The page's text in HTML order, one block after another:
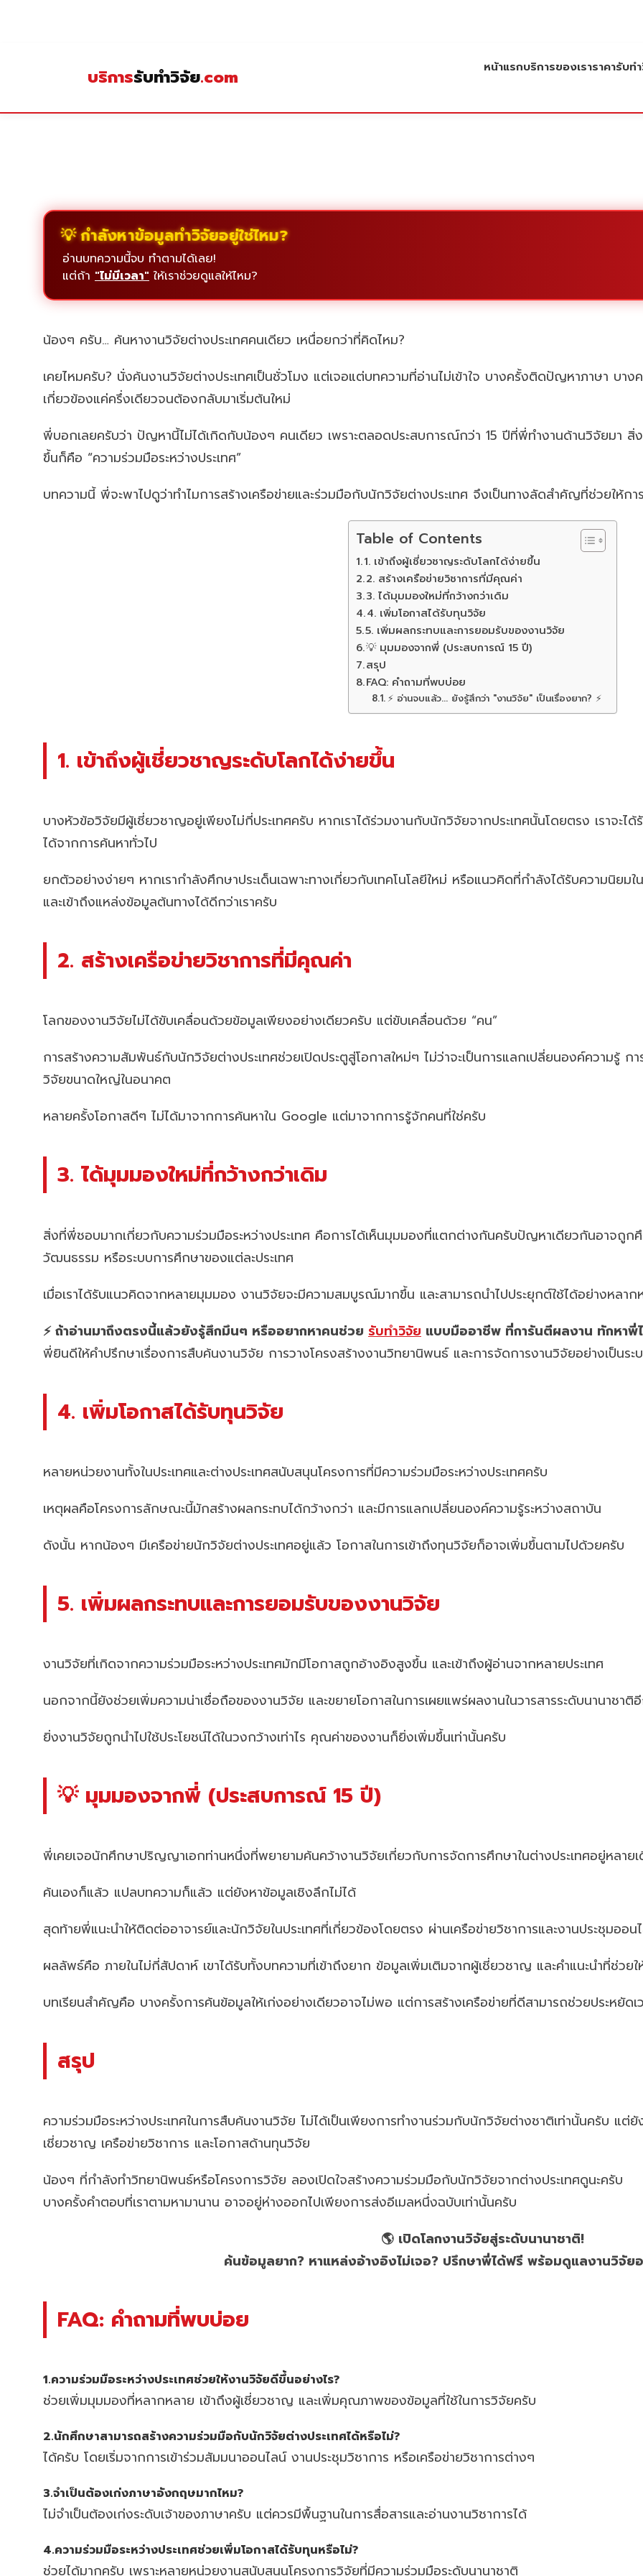
บริการรับทำวิจัย.com หน้าแรกบริการของเราราคารับท
💡 กำลังหาข้อมูลทำวิจัยอยู่ใช่ไหม?
อ่านบทความนี้จบ ทำตามได้เลย!
แต่ถ้า "ไม่มีเวลา" ให้เราช่วยดูแลให้ไหม?
น้องๆ ครับ… ค้นหางานวิจัยต่างประเทศคนเดียว เหนื่อยกว่าที่คิดไหม?
เคยไหมครับ? นั่งค้นงานวิจัยต่างประเทศเป็นชั่วโมง แต่เจอแต่บทความที่อ่านไม่เข้าใจ บางครั้งติดปัญหาภาษา บา
เกี่ยวข้องแค่ครึ่งเดียวจนต้องกลับมาเริ่มต้นใหม่
พี่บอกเลยครับว่า ปัญหานี้ไม่ได้เกิดกับน้องๆ คนเดียว เพราะตลอดประสบการณ์กว่า 15 ปีที่พี่ทำงานด้านวิจัยมา สิ่ง
ขึ้นก็คือ “ความร่วมมือระหว่างประเทศ”
บทความนี้ พี่จะพาไปดูว่าทำไมการสร้างเครือข่ายและร่วมมือกับนักวิจัยต่างประเทศ จึงเป็นทางลัดสำคัญที่ช่วยให้ก
Table of Contents
1. เข้าถึงผู้เชี่ยวชาญระดับโลกได้ง่ายขึ้น
2. สร้างเครือข่ายวิชาการที่มีคุณค่า
3. ได้มุมมองใหม่ที่กว้างกว่าเดิม
4. เพิ่มโอกาสได้รับทุนวิจัย
5. เพิ่มผลกระทบและการยอมรับของงานวิจัย
💡 มุมมองจากพี่ (ประสบการณ์ 15 ปี)
สรุป
FAQ: คำถามที่พบบ่อย
⚡ อ่านจบแล้ว... ยังรู้สึกว่า "งานวิจัย" เป็นเรื่องยาก? ⚡
1. เข้าถึงผู้เชี่ยวชาญระดับโลกได้ง่ายขึ้น
บางหัวข้อวิจัยมีผู้เชี่ยวชาญอยู่เพียงไม่กี่ประเทศครับ หากเราได้ร่วมงานกับนักวิจัยจากประเทศนั้นโดยตรง เราจะไ
ได้จากการค้นหาทั่วไป
ยกตัวอย่างง่ายๆ หากเรากำลังศึกษาประเด็นเฉพาะทางเกี่ยวกับเทคโนโลยีใหม่ หรือแนวคิดที่กำลังได้รับความนิย
และเข้าถึงแหล่งข้อมูลต้นทางได้ดีกว่าเราครับ
2. สร้างเครือข่ายวิชาการที่มีคุณค่า
โลกของงานวิจัยไม่ได้ขับเคลื่อนด้วยข้อมูลเพียงอย่างเดียวครับ แต่ขับเคลื่อนด้วย “คน”
การสร้างความสัมพันธ์กับนักวิจัยต่างประเทศช่วยเปิดประตูสู่โอกาสใหม่ๆ ไม่ว่าจะเป็นการแลกเปลี่ยนองค์ความรู้
วิจัยขนาดใหญ่ในอนาคต
หลายครั้งโอกาสดีๆ ไม่ได้มาจากการค้นหาใน Google แต่มาจากการรู้จักคนที่ใช่ครับ
3. ได้มุมมองใหม่ที่กว้างกว่าเดิม
สิ่งที่พี่ชอบมากเกี่ยวกับความร่วมมือระหว่างประเทศ คือการได้เห็นมุมมองที่แตกต่างกันครับปัญหาเดียวกันอาจถู
วัฒนธรรม หรือระบบการศึกษาของแต่ละประเทศ
เมื่อเราได้รับแนวคิดจากหลายมุมมอง งานวิจัยจะมีความสมบูรณ์มากขึ้น และสามารถนำไปประยุกต์ใช้ได้อย่างหลาก
⚡ ถ้าอ่านมาถึงตรงนี้แล้วยังรู้สึกมึนๆ หรืออยากหาคนช่วย รับทำวิจัย แบบมืออาชีพ ที่การันตีผลงาน ทักหาพี่
พี่ยินดีให้คำปรึกษาเรื่องการสืบค้นงานวิจัย การวางโครงสร้างงานวิทยานิพนธ์ และการจัดการงานวิจัยอย่างเป็นระ
4. เพิ่มโอกาสได้รับทุนวิจัย
หลายหน่วยงานทั้งในประเทศและต่างประเทศสนับสนุนโครงการที่มีความร่วมมือระหว่างประเทศครับ
เหตุผลคือโครงการลักษณะนี้มักสร้างผลกระทบได้กว้างกว่า และมีการแลกเปลี่ยนองค์ความรู้ระหว่างสถาบัน
ดังนั้น หากน้องๆ มีเครือข่ายนักวิจัยต่างประเทศอยู่แล้ว โอกาสในการเข้าถึงทุนวิจัยก็อาจเพิ่มขึ้นตามไปด้วยครับ
5. เพิ่มผลกระทบและการยอมรับของงานวิจัย
งานวิจัยที่เกิดจากความร่วมมือระหว่างประเทศมักมีโอกาสถูกอ้างอิงสูงขึ้น และเข้าถึงผู้อ่านจากหลายประเทศ
นอกจากนี้ยังช่วยเพิ่มความน่าเชื่อถือของงานวิจัย และขยายโอกาสในการเผยแพร่ผลงานในวารสารระดับนานาชาติ
ยิ่งงานวิจัยถูกนำไปใช้ประโยชน์ได้ในวงกว้างเท่าไร คุณค่าของงานก็ยิ่งเพิ่มขึ้นเท่านั้นครับ
💡 มุมมองจากพี่ (ประสบการณ์ 15 ปี)
พี่เคยเจอนักศึกษาปริญญาเอกท่านหนึ่งที่พยายามค้นคว้างานวิจัยเกี่ยวกับการจัดการศึกษาในต่างประเทศอยู่หลาย
ค้นเองก็แล้ว แปลบทความก็แล้ว แต่ยังหาข้อมูลเชิงลึกไม่ได้
สุดท้ายพี่แนะนำให้ติดต่ออาจารย์และนักวิจัยในประเทศที่เกี่ยวข้องโดยตรง ผ่านเครือข่ายวิชาการและงานประชุมออน
ผลลัพธ์คือ ภายในไม่กี่สัปดาห์ เขาได้รับทั้งบทความที่เข้าถึงยาก ข้อมูลเพิ่มเติมจากผู้เชี่ยวชาญ และคำแนะนำที่ช่ว
บทเรียนสำคัญคือ บางครั้งการค้นข้อมูลให้เก่งอย่างเดียวอาจไม่พอ แต่การสร้างเครือข่ายที่ดีสามารถช่วยประหยัดเ
สรุป
ความร่วมมือระหว่างประเทศในการสืบค้นงานวิจัย ไม่ได้เป็นเพียงการทำงานร่วมกับนักวิจัยต่างชาติเท่านั้นครับ แ
เชี่ยวชาญ เครือข่ายวิชาการ และโอกาสด้านทุนวิจัย
น้องๆ ที่กำลังทำวิทยานิพนธ์หรือโครงการวิจัย ลองเปิดใจสร้างความร่วมมือกับนักวิจัยจากต่างประเทศดูนะครับ
บางครั้งคำตอบที่เราตามหามานาน อาจอยู่ห่างออกไปเพียงการส่งอีเมลหนึ่งฉบับเท่านั้นครับ
🌎 เปิดโลกงานวิจัยสู่ระดับนานาชาติ!
ค้นข้อมูลยาก? หาแหล่งอ้างอิงไม่เจอ? ปรึกษาพี่ได้ฟรี พร้อมดูแลงานวิจัย
FAQ: คำถามที่พบบ่อย
1.ความร่วมมือระหว่างประเทศช่วยให้งานวิจัยดีขึ้นอย่างไร?
ช่วยเพิ่มมุมมองที่หลากหลาย เข้าถึงผู้เชี่ยวชาญ และเพิ่มคุณภาพของข้อมูลที่ใช้ในการวิจัยครับ
2.นักศึกษาสามารถสร้างความร่วมมือกับนักวิจัยต่างประเทศได้หรือไม่?
ได้ครับ โดยเริ่มจากการเข้าร่วมสัมมนาออนไลน์ งานประชุมวิชาการ หรือเครือข่ายวิชาการต่างๆ
3.จำเป็นต้องเก่งภาษาอังกฤษมากไหม?
ไม่จำเป็นต้องเก่งระดับเจ้าของภาษาครับ แต่ควรมีพื้นฐานในการสื่อสารและอ่านงานวิชาการได้
4.ความร่วมมือระหว่างประเทศช่วยเพิ่มโอกาสได้รับทุนหรือไม่?
ช่วยได้มากครับ เพราะหลายหน่วยงานสนับสนุนโครงการวิจัยที่มีความร่วมมือระดับนานาชาติ